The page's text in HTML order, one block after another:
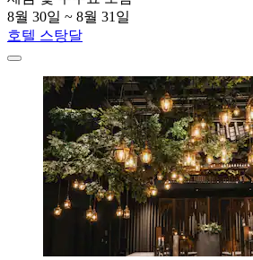
8월 30일 ~ 8월 31일
호텔 스탕달